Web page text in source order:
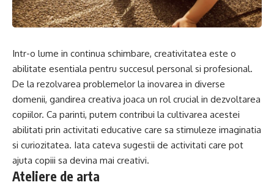
Intr-o lume in continua schimbare, creativitatea este o
abilitate esentiala pentru succesul personal si profesional.
De la rezolvarea problemelor la inovarea in diverse
domenii, gandirea creativa joaca un rol crucial in dezvoltarea
copiilor. Ca parinti, putem contribui la cultivarea acestei
abilitati prin activitati educative care sa stimuleze imaginatia
si curiozitatea. Iata cateva sugestii de activitati care pot
ajuta copiii sa devina mai creativi.
Ateliere de arta